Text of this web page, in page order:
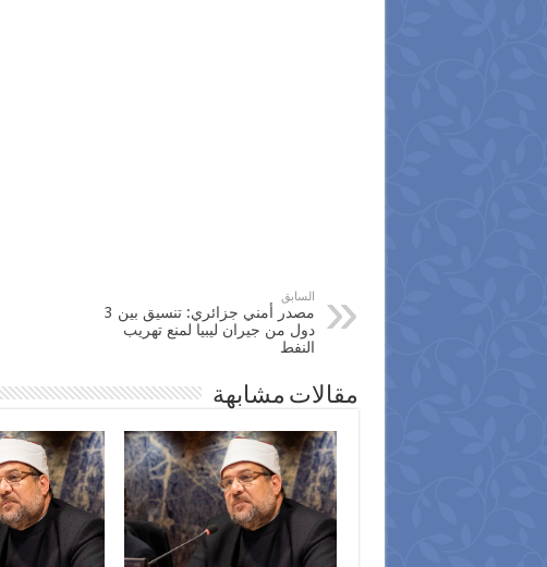
السابق
مصدر أمني جزائري: تنسيق بين 3
دول من جيران ليبيا لمنع تهريب
النفط
مقالات مشابهة